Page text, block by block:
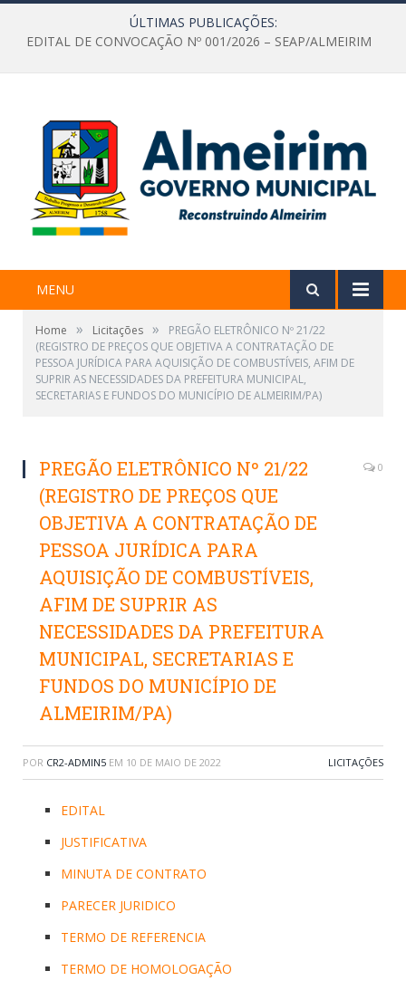
ÚLTIMAS PUBLICAÇÕES:
EDITAL DE CONVOCAÇÃO Nº 001/2026 – SEAP/ALMEIRIM
MENU
Home » Licitações »
PREGÃO ELETRÔNICO Nº 21/22
(REGISTRO DE PREÇOS QUE OBJETIVA A CONTRATAÇÃO DE
PESSOA JURÍDICA PARA AQUISIÇÃO DE COMBUSTÍVEIS, AFIM DE
SUPRIR AS NECESSIDADES DA PREFEITURA MUNICIPAL,
SECRETARIAS E FUNDOS DO MUNICÍPIO DE ALMEIRIM/PA)
PREGÃO ELETRÔNICO Nº 21/22
(REGISTRO DE PREÇOS QUE
OBJETIVA A CONTRATAÇÃO DE
PESSOA JURÍDICA PARA
AQUISIÇÃO DE COMBUSTÍVEIS,
AFIM DE SUPRIR AS
NECESSIDADES DA PREFEITURA
MUNICIPAL, SECRETARIAS E
FUNDOS DO MUNICÍPIO DE
ALMEIRIM/PA)
0
POR CR2-ADMIN5 EM 10 DE MAIO DE 2022 LICITAÇÕES
EDITAL
JUSTIFICATIVA
MINUTA DE CONTRATO
PARECER JURIDICO
TERMO DE REFERENCIA
TERMO DE HOMOLOGAÇÃO